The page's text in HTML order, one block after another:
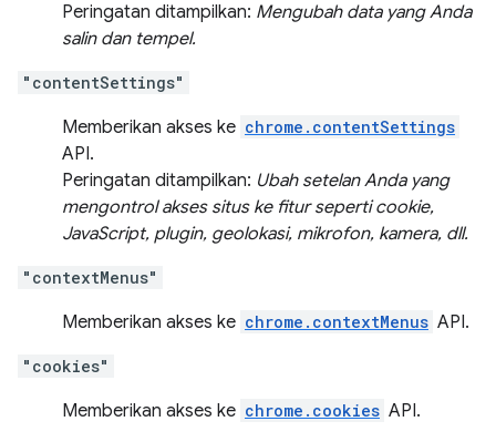
Peringatan ditampilkan: Mengubah data yang Anda
salin dan tempel.
"contentSettings"
Memberikan akses ke chrome.contentSettings
API.
Peringatan ditampilkan: Ubah setelan Anda yang
mengontrol akses situs ke fitur seperti cookie,
JavaScript, plugin, geolokasi, mikrofon, kamera, dll.
"contextMenus"
Memberikan akses ke chrome.contextMenus API.
"cookies"
Memberikan akses ke chrome.cookies API.